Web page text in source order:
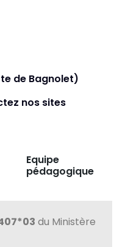
de Bagnolet)
nos sites
Equipe
pédagogique
du Ministère